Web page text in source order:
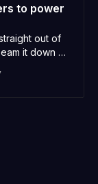
to power
out of
it down to